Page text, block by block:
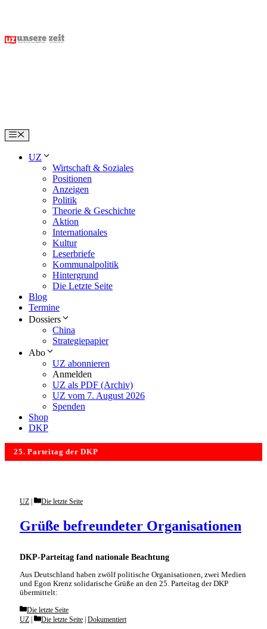
content
Menu
UZ
Wirtschaft & Soziales
Positionen
Anzeigen
Politik
Theorie & Geschichte
Aktion
Internationales
Kultur
Leserbriefe
Kommunalpolitik
Hintergrund
Die Letzte Seite
Blog
Termine
Dossiers
China
Strategiepapier
Abo
UZ abonnieren
Anmelden
UZ als PDF (Archiv)
UZ vom 7. August 2026
Spenden
Shop
DKP
25. Parteitag der DKP
DKP-Parteitag fand nationale Beachtung
Grüße befreundeter Organisationen
UZ Categories
Die letzte Seite
Aus Deutschland haben zwölf politische Organisationen, zwei Medien
und Egon Krenz solidarische Grüße an den 25. Parteitag der DKP
übermittelt:
Categories
Die letzte Seite
UZ Categories
Die letzte Seite | Dokumentiert